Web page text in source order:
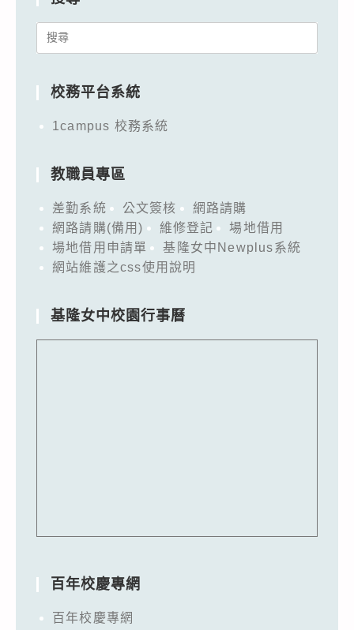
Search
校務平台系統
1campus 校務系統
教職員專區
差勤系統 公文簽核
網路請購
網路請購(備用)
維修登記
場地借用
場地借用申請單
基隆女中Newplus系統
網站維護之css使用說明
基隆女中校園行事曆
百年校慶專網
百年校慶專網